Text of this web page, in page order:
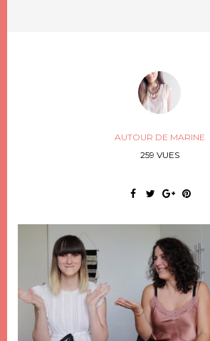
AUTOUR DE MARINE
259 VUES